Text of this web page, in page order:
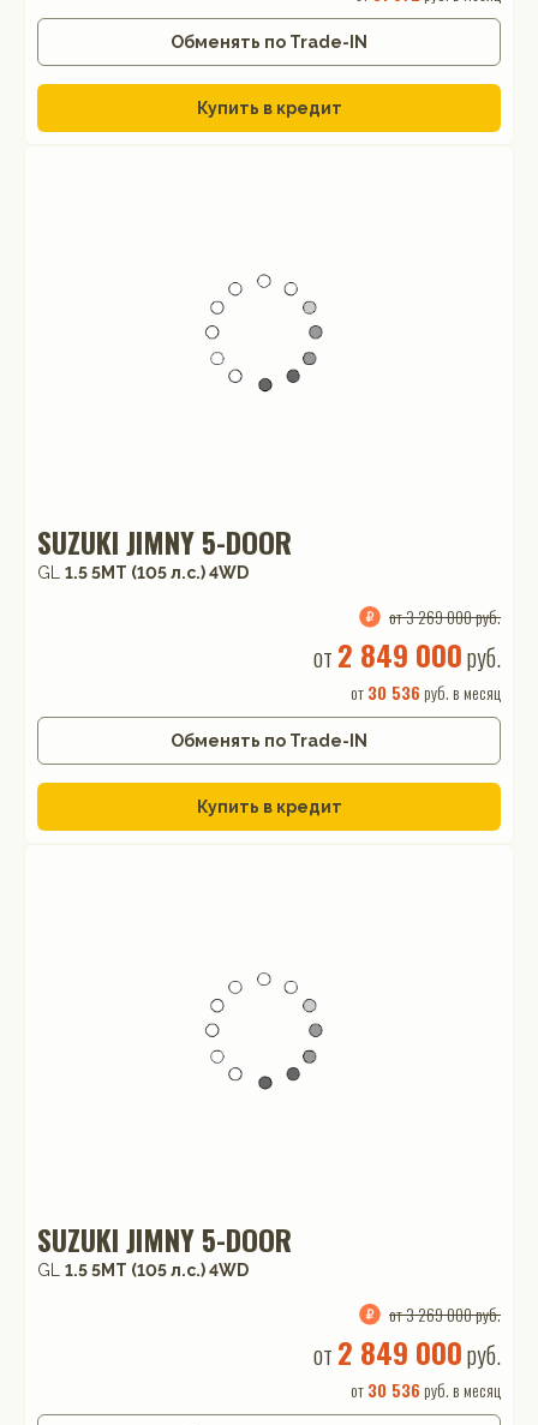
Обменять по Trade-IN
Купить в кредит
SUZUKI JIMNY 5-DOOR
GL 1.5 5MT (105 л.с.) 4WD
от 3 269 000 руб.
от 2 849 000руб.
от30 536 руб. в месяц
Обменять по Trade-IN
Купить в кредит
SUZUKI JIMNY 5-DOOR
GL 1.5 5MT (105 л.с.) 4WD
от 3 269 000 руб.
от 2 849 000руб.
от30 536 руб. в месяц